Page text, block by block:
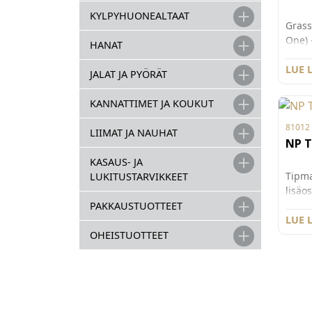
KYLPYHUONEALTAAT
HANAT
JALAT JA PYÖRÄT
KANNATTIMET JA KOUKUT
LIIMAT JA NAUHAT
KASAUS- JA
LUKITUSTARVIKKEET
PAKKAUSTUOTTEET
OHEISTUOTTEET
One)
100
LUE
81012
NP
open
LUE